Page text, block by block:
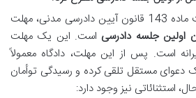
به طور کلی و طبق صراحت ماده 143 قانون آیین دادرسی مدنی، مهلت
اولین جلسه دادرسی است. این یک مهلت
است. پس از این مهلت، دادگاه معمولاً
دعوای مستقل تلقی کرده و رسیدگی توأمان
استثنائاتی نیز وجود دارد: